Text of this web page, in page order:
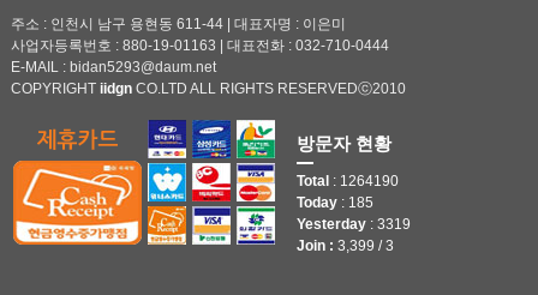
주소 : 인천시 남구 용현동 611-44 | 대표자명 : 이은미
사업자등록번호 : 880-19-01163 | 대표전화 : 032-710-0444
E-MAIL : bidan5293@daum.net
COPYRIGHT iidgnCO.LTD ALL RIGHTS RESERVEDⓒ2010
방문자 현황
Total : 1264190
Today : 185
Yesterday : 3319
Join : 3,399 / 3